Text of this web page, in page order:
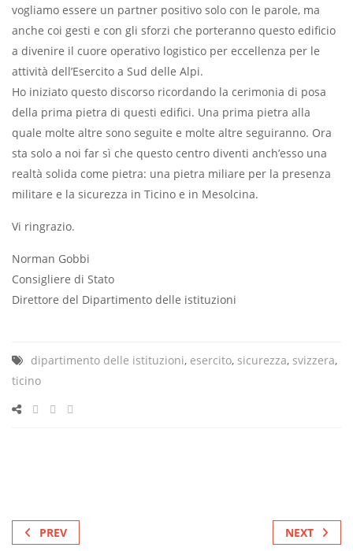
vogliamo essere un partner positivo solo con le parole, ma
anche coi gesti e con gli sforzi che porteranno questo edificio
a divenire il cuore operativo logistico per eccellenza per le
attività dell’Esercito a Sud delle Alpi.
Ho iniziato questo discorso ricordando la cerimonia di posa
della prima pietra di questi edifici. Una prima pietra alla
quale molte altre sono seguite e molte altre seguiranno. Ora
sta solo a noi far sì che questo centro diventi anch’esso una
realtà solida come pietra: una pietra miliare per la presenza
militare e la sicurezza in Ticino e in Mesolcina.
Vi ringrazio.
Norman Gobbi
Consigliere di Stato
Direttore del Dipartimento delle istituzioni
dipartimento delle istituzioni, esercito, sicurezza, svizzera,
ticino
PREV NEXT